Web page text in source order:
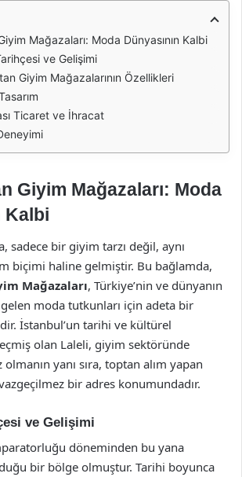
Mağazaları: Moda Dünyasının Kalbi
ve Gelişimi
Giyim Mağazalarının Özellikleri
Ticaret ve İhracat
Giyim Mağazaları: Moda
Kalbi
sadece bir giyim tarzı değil, aynı
biçimi haline gelmiştir. Bu bağlamda,
Mağazaları, Türkiye’nin ve dünyanın
moda tutkunları için adeta bir
İstanbul’un tarihi ve kültürel
olan Laleli, giyim sektöründe
yanı sıra, toptan alım yapan
bir adres konumundadır.
ve Gelişimi
döneminden bu yana
bir bölge olmuştur. Tarihi boyunca